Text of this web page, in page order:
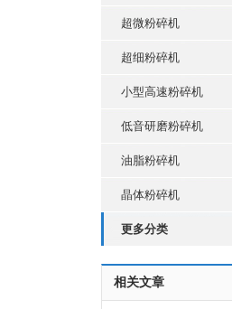
超微粉碎机
超细粉碎机
小型高速粉碎机
低音研磨粉碎机
油脂粉碎机
晶体粉碎机
更多分类
相关文章